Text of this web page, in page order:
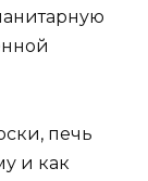
печь
и как